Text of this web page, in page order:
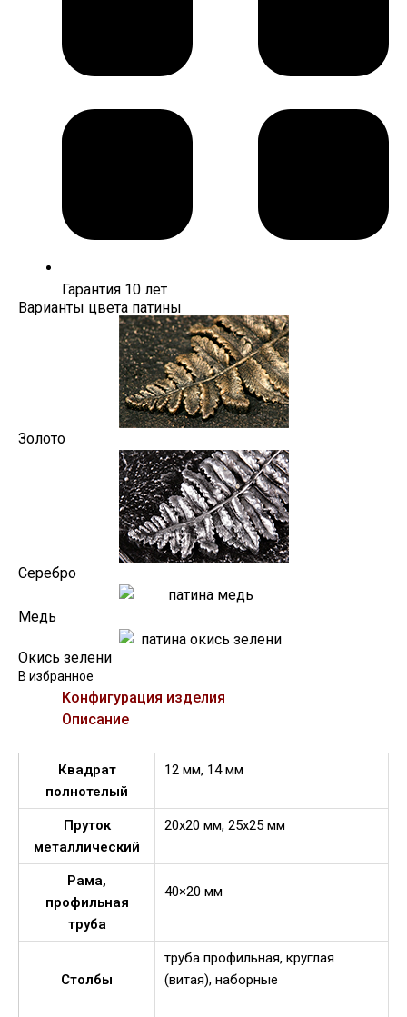
Гарантия 10 лет
Варианты цвета патины
Золото
Серебро
Медь
Окись зелени
В избранное
Конфигурация изделия
Описание
Квадрат
полнотелый
12 мм, 14 мм
Пруток
металлический
20х20 мм, 25х25 мм
Рама,
профильная
труба
40×20 мм
Столбы
труба профильная, круглая
(витая), наборные